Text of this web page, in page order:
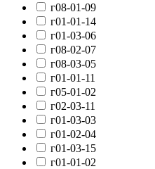
г08-01-09
г01-01-14
г01-03-06
г08-02-07
г08-03-05
г01-01-11
г05-01-02
г02-03-11
г01-03-03
г01-02-04
г01-03-15
г01-01-02